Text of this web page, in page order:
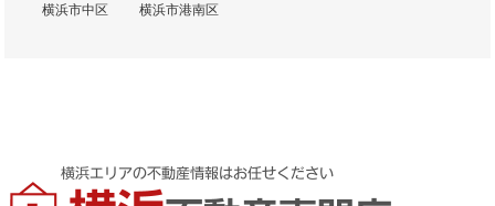
横浜市中区
横浜市港南区